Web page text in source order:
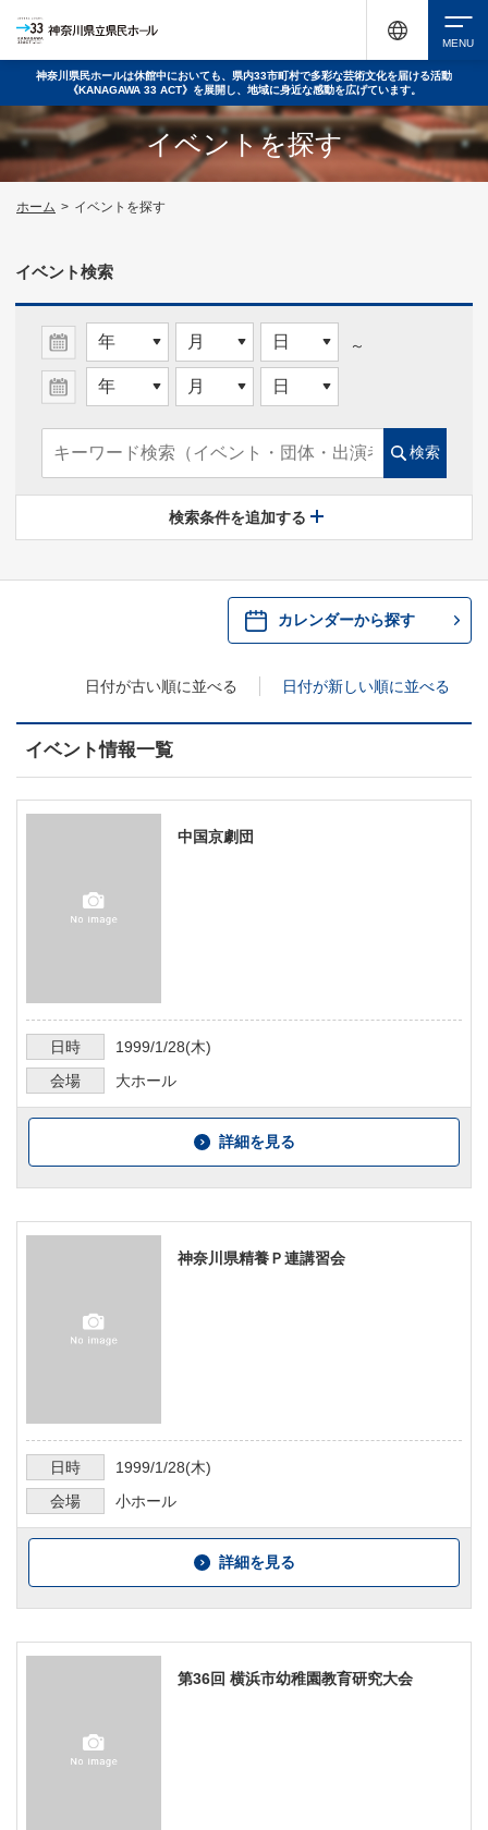
神奈川県民ホールは休館中においても、県内33市町村で多彩な芸術文化を届ける活動
《KANAGAWA 33 ACT》を展開し、地域に身近な感動を広げています。
イベントを探す
・ イベント一覧
・ イベントカレンダー
イベントを探す
ホーム > イベントを探す
イベント検索
～
検索
検索条件を追加する
カレンダーから探す
日付が古い順に並べる 日付が新しい順に並べる
イベント情報一覧
中国京劇団
日時 1999/1/28(木)
会場
大ホール
詳細を見る
神奈川県精養Ｐ連講習会
日時 1999/1/28(木)
会場
小ホール
詳細を見る
第36回 横浜市幼稚園教育研究大会